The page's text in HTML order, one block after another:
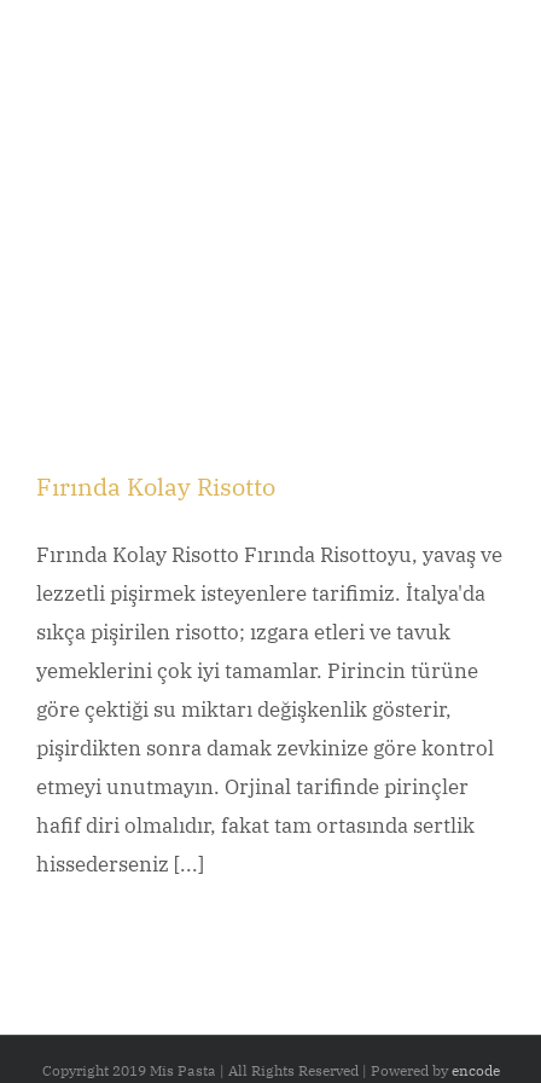
Fırında Kolay Risotto
Fırında Kolay Risotto Fırında Risottoyu, yavaş ve
lezzetli pişirmek isteyenlere tarifimiz. İtalya'da
sıkça pişirilen risotto; ızgara etleri ve tavuk
yemeklerini çok iyi tamamlar. Pirincin türüne
göre çektiği su miktarı değişkenlik gösterir,
pişirdikten sonra damak zevkinize göre kontrol
etmeyi unutmayın. Orjinal tarifinde pirinçler
hafif diri olmalıdır, fakat tam ortasında sertlik
hissederseniz [...]
Copyright 2019 Mis Pasta | All Rights Reserved | Powered byencode